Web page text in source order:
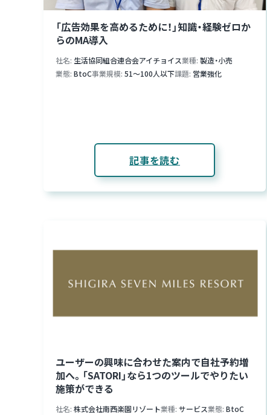
「広告効果を高めるために！」知識・経験ゼロか
らのMA導入
社名 生活協同組合連合会アイチョイス業種 製造・小売
業態 BtoC事業規模 51～100人以下課題 営業強化
記事を読む
ユーザーの興味に合わせた案内で自社予約増
加へ。「SATORI」なら1つのツールでやりたい
施策ができる
社名 株式会社南西楽園リゾート業種 サービス業態 BtoC